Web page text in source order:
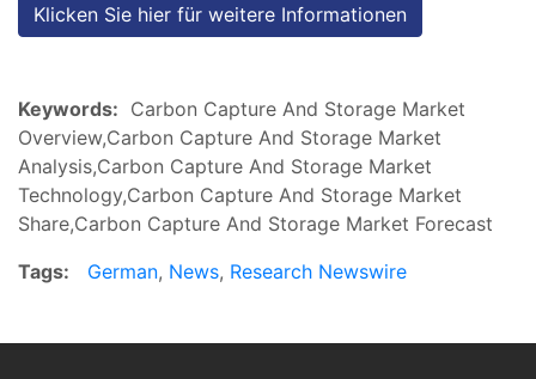
Klicken Sie hier für weitere Informationen
Keywords: Carbon Capture And Storage Market
Overview,Carbon Capture And Storage Market
Analysis,Carbon Capture And Storage Market
Technology,Carbon Capture And Storage Market
Share,Carbon Capture And Storage Market Forecast
Tags:
German, News, Research Newswire